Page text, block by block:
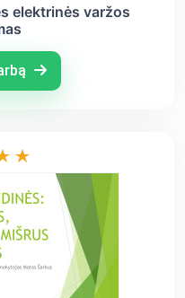
elektrinės varžos